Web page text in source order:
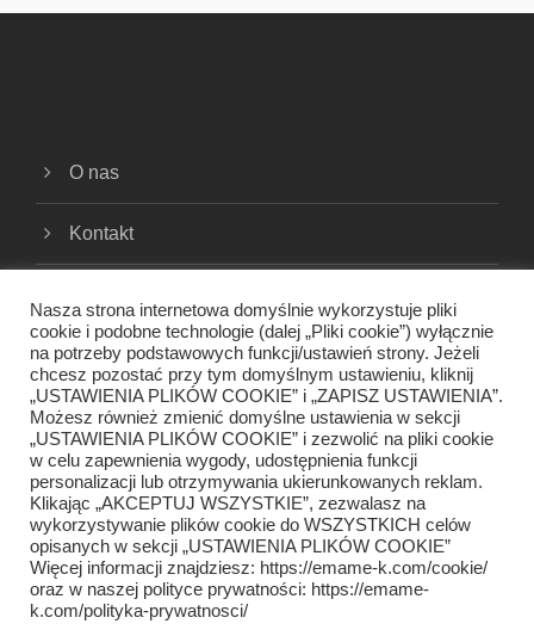
O nas
Kontakt
Polityka prywatności
Regulamin
EMAME-KITCHEN.COM 2020-2022 COPYRIGHT
Nasza strona internetowa domyślnie wykorzystuje pliki
cookie i podobne technologie (dalej „Pliki cookie”) wyłącznie
na potrzeby podstawowych funkcji/ustawień strony. Jeżeli
chcesz pozostać przy tym domyślnym ustawieniu, kliknij
„USTAWIENIA PLIKÓW COOKIE” i „ZAPISZ USTAWIENIA”.
Możesz również zmienić domyślne ustawienia w sekcji
„USTAWIENIA PLIKÓW COOKIE” i zezwolić na pliki cookie
w celu zapewnienia wygody, udostępnienia funkcji
personalizacji lub otrzymywania ukierunkowanych reklam.
Klikając „AKCEPTUJ WSZYSTKIE”, zezwalasz na
wykorzystywanie plików cookie do WSZYSTKICH celów
opisanych w sekcji „USTAWIENIA PLIKÓW COOKIE”
Więcej informacji znajdziesz: https://emame-k.com/cookie/
oraz w naszej polityce prywatności: https://emame-
k.com/polityka-prywatnosci/